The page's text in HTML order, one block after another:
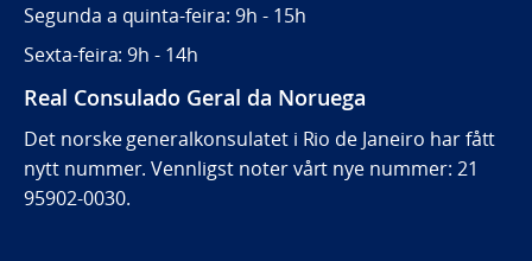
Segunda a quinta-feira: 9h - 15h
Sexta-feira: 9h - 14h
Real Consulado Geral da Noruega
Det norske generalkonsulatet i Rio de Janeiro har fått
nytt nummer. Vennligst noter vårt nye nummer: 21
95902-0030.